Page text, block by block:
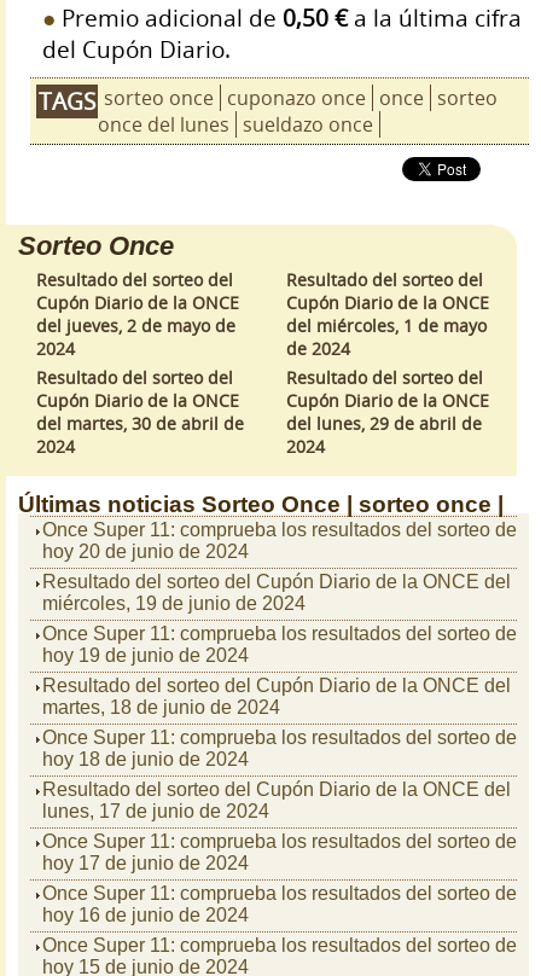
Premio adicional de 0,50 €a la última cifra
del Cupón Diario.
TAGS sorteo once cuponazo once once sorteo
once del lunes sueldazo once
Sorteo Once
Resultado del sorteo del
Cupón Diario de la ONCE
del jueves, 2 de mayo de
2024
Resultado del sorteo del
Cupón Diario de la ONCE
del miércoles, 1 de mayo
de 2024
Resultado del sorteo del
Cupón Diario de la ONCE
del martes, 30 de abril de
2024
Resultado del sorteo del
Cupón Diario de la ONCE
del lunes, 29 de abril de
2024
Últimas noticias Sorteo Once | sorteo once |
Once Super 11: comprueba los resultados del sorteo de
hoy 20 de junio de 2024
Resultado del sorteo del Cupón Diario de la ONCE del
miércoles, 19 de junio de 2024
Once Super 11: comprueba los resultados del sorteo de
hoy 19 de junio de 2024
Resultado del sorteo del Cupón Diario de la ONCE del
martes, 18 de junio de 2024
Once Super 11: comprueba los resultados del sorteo de
hoy 18 de junio de 2024
Resultado del sorteo del Cupón Diario de la ONCE del
lunes, 17 de junio de 2024
Once Super 11: comprueba los resultados del sorteo de
hoy 17 de junio de 2024
Once Super 11: comprueba los resultados del sorteo de
hoy 16 de junio de 2024
Once Super 11: comprueba los resultados del sorteo de
hoy 15 de junio de 2024